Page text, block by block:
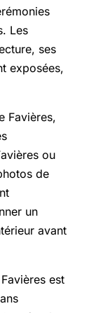
Les
ses
exposées,
Favières,
ou
de
un
avant
est